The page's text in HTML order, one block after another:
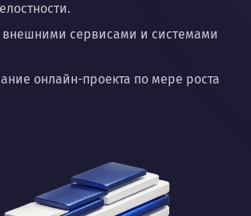
внешними сервисами и системами
онлайн-проекта по мере роста